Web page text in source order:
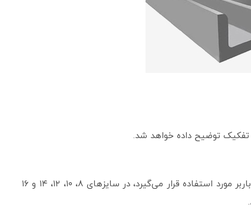
تفکیک توضیح داده خواهد شد.
انواع ناودانی همانطور که اشاره شد، این محصول از نظر ظاهر در دو نوع ساده و مشبک ارائه می‌شود. نوع ساده که اغلب در ساخت پل‌های باربر مورد استفاده قرار می‌گیرد، در سایزهای ۸، ۱۰، ۱۲، ۱۴ و ۱۶